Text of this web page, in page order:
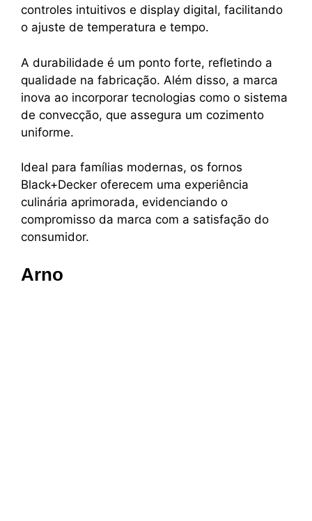
controles intuitivos e display digital, facilitando
o ajuste de temperatura e tempo.
A durabilidade é um ponto forte, refletindo a
qualidade na fabricação. Além disso, a marca
inova ao incorporar tecnologias como o sistema
de convecção, que assegura um cozimento
uniforme.
Ideal para famílias modernas, os fornos
Black+Decker oferecem uma experiência
culinária aprimorada, evidenciando o
compromisso da marca com a satisfação do
consumidor.
Arno